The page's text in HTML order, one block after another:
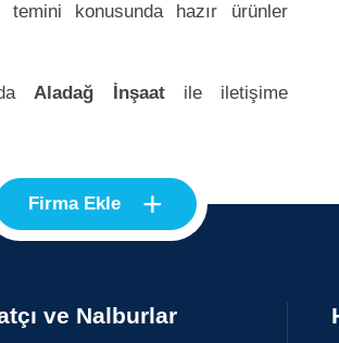
temini konusunda hazır ürünler
Aladağ İnşaatile iletişime
Firma Ekle +
ve Nalburlar